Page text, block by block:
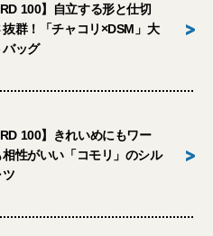
100】自立する形と仕切
抜群！「チャコリ×DSM」大
バッグ
>
100】きれいめにもワー
性がいい「コモリ」のシル
ツ
>